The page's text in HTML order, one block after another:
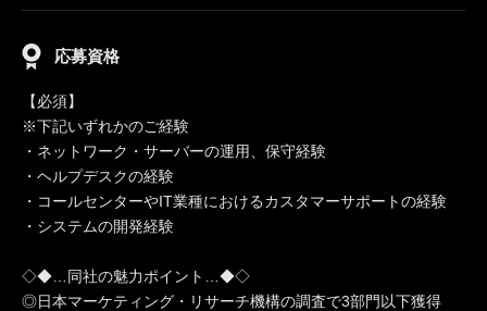
応募資格
【必須】
※下記いずれかのご経験
・ネットワーク・サーバーの運用、保守経験
・ヘルプデスクの経験
・コールセンターやIT業種におけるカスタマーサポートの経験
・システムの開発経験
◇◆…同社の魅力ポイント…◆◇
◎日本マーケティング・リサーチ機構の調査で3部門以下獲得